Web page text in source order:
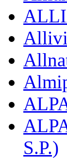
S.P.)